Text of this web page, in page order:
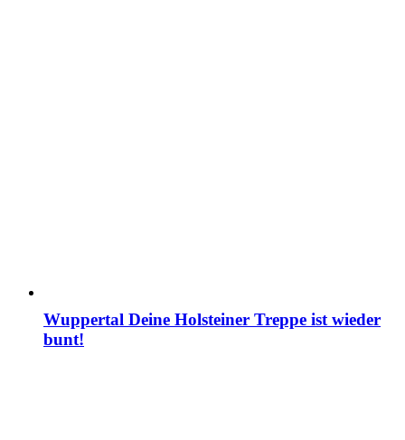
Wuppertal Deine Holsteiner Treppe ist wieder
bunt!